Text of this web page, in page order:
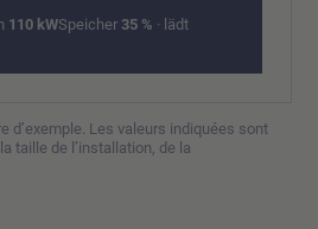
110 kWSpeicher 35 % · lädt
d’exemple. Les valeurs indiquées sont
taille de l’installation, de la